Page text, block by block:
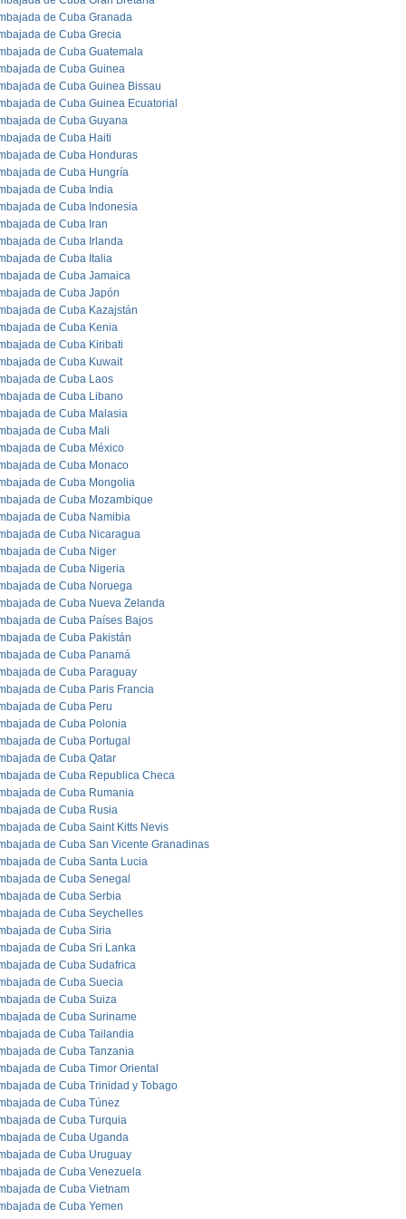
de Cuba Granada
de Cuba Grecia
de Cuba Guatemala
de Cuba Guinea
de Cuba Guinea Bissau
de Cuba Guinea Ecuatorial
de Cuba Guyana
de Cuba Haiti
de Cuba Honduras
de Cuba Hungría
de Cuba India
de Cuba Indonesia
de Cuba Iran
de Cuba Irlanda
de Cuba Italia
de Cuba Jamaica
de Cuba Japón
de Cuba Kazajstán
de Cuba Kenia
de Cuba Kiribati
de Cuba Kuwait
de Cuba Laos
de Cuba Libano
de Cuba Malasia
de Cuba Mali
de Cuba México
de Cuba Monaco
de Cuba Mongolia
de Cuba Mozambique
de Cuba Namibia
de Cuba Nicaragua
de Cuba Niger
de Cuba Nigeria
de Cuba Noruega
de Cuba Nueva Zelanda
de Cuba Países Bajos
de Cuba Pakistán
de Cuba Panamá
de Cuba Paraguay
de Cuba Paris Francia
de Cuba Peru
de Cuba Polonia
de Cuba Portugal
de Cuba Qatar
de Cuba Republica Checa
de Cuba Rumania
de Cuba Rusia
de Cuba Saint Kitts Nevis
de Cuba San Vicente Granadinas
de Cuba Santa Lucia
de Cuba Senegal
de Cuba Serbia
de Cuba Seychelles
de Cuba Siria
de Cuba Sri Lanka
de Cuba Sudafrica
de Cuba Suecia
de Cuba Suiza
de Cuba Suriname
de Cuba Tailandia
de Cuba Tanzania
de Cuba Timor Oriental
de Cuba Trinidad y Tobago
de Cuba Túnez
de Cuba Turquia
de Cuba Uganda
de Cuba Uruguay
de Cuba Venezuela
de Cuba Vietnam
de Cuba Yemen